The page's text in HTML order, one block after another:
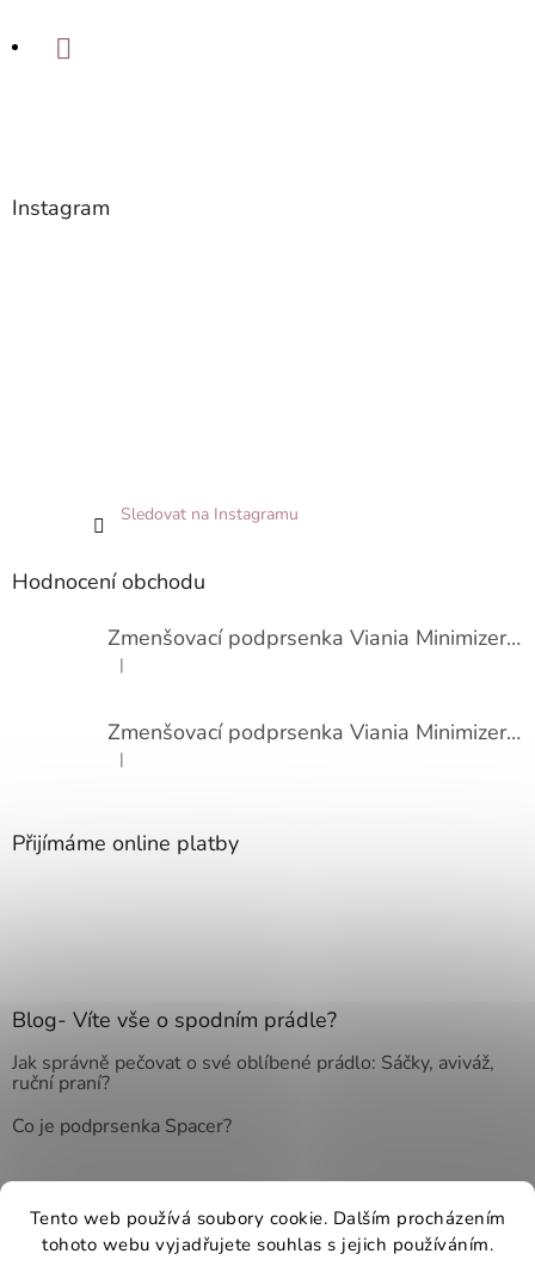
Tento web používá soubory cookie. Dalším procházením
tohoto webu vyjadřujete souhlas s jejich používáním.
Instagram
Sledovat na Instagramu
Hodnocení obchodu
Zmenšovací podprsenka Viania Minimizer 14586
Hodnocení produktu je 3 z 5 hvězdiček.
|
Zmenšovací podprsenka Viania Minimizer 14586
Hodnocení produktu je 4 z 5 hvězdiček.
|
Přijímáme online platby
Blog- Víte vše o spodním prádle?
Jak správně pečovat o své oblíbené prádlo: Sáčky, aviváž,
ruční praní?
Co je podprsenka Spacer?
Vytvořil Shoptet